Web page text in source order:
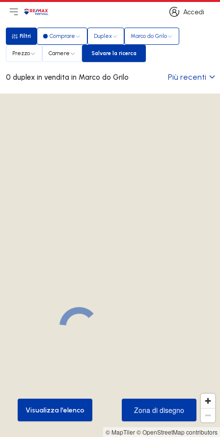
Accedi
Accedi
Apri il menu principale
LogoVai alla homepage
Filtri
Filtri Comprare Duplex Marco do Grilo
Prezzo Camere Salvare la ricerca
Salvare la ricerca
0 duplex in vendita in Marco do Grilo Più recenti
© MapTiler© OpenStreetMap contributors
Zona di disegno
Zona di disegno
Visualizza l'elenco
Visualizza l'elenco